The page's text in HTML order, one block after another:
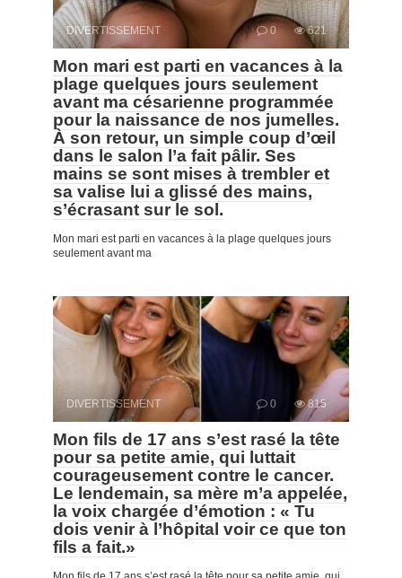
DIVERTISSEMENT 0 621
Mon mari est parti en vacances à la
plage quelques jours seulement
avant ma césarienne programmée
pour la naissance de nos jumelles.
À son retour, un simple coup d’œil
dans le salon l’a fait pâlir. Ses
mains se sont mises à trembler et
sa valise lui a glissé des mains,
s’écrasant sur le sol.
Mon mari est parti en vacances à la plage quelques jours
seulement avant ma
DIVERTISSEMENT 0 815
Mon fils de 17 ans s’est rasé la tête
pour sa petite amie, qui luttait
courageusement contre le cancer.
Le lendemain, sa mère m’a appelée,
la voix chargée d’émotion : « Tu
dois venir à l’hôpital voir ce que ton
fils a fait.»